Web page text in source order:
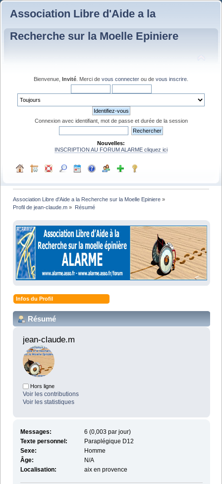
Association Libre d'Aide a la
Recherche sur la Moelle Epiniere
Bienvenue, Invité . Merci de vous connecter ou de vous inscrire
Connexion avec identifiant, mot de passe et durée de la session
Nouvelles:
INSCRIPTION AU FORUM ALARME cliquez ici
Association Libre d'Aide a la Recherche sur la Moelle Epiniere »
Profil de jean-claude.m » Résumé
Infos du Profil
Résumé
jean-claude.m
Hors ligne
Voir les contributions
Voir les statistiques
Messages:
6 (0,003 par jour)
Texte personnel:
Paraplégique D12
Sexe:
Homme
Âge:
N/A
Localisation:
aix en provence